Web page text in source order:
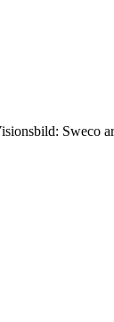
Sweco